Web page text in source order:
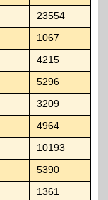
23554
1067
4215
5296
3209
4964
10193
5390
1361